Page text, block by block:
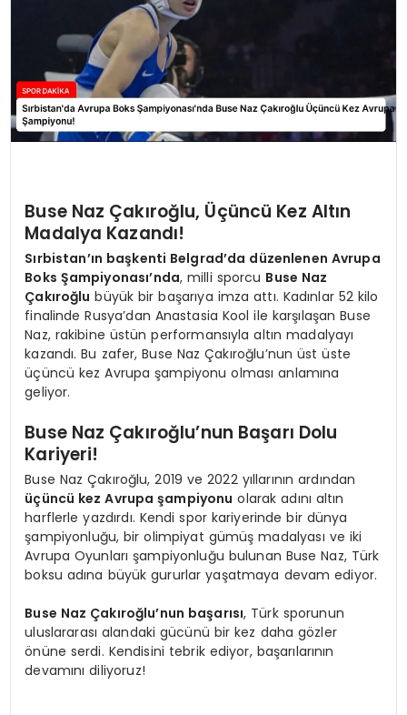
Buse Naz Çakıroğlu, Üçüncü Kez Altın
Madalya Kazandı!
Sırbistan’ın başkenti Belgrad’da düzenlenen Avrupa
Boks Şampiyonası’nda, milli sporcu Buse Naz
Çakıroğlu büyük bir başarıya imza attı. Kadınlar 52 kilo
finalinde Rusya’dan Anastasia Kool ile karşılaşan Buse
Naz, rakibine üstün performansıyla altın madalyayı
kazandı. Bu zafer, Buse Naz Çakıroğlu’nun üst üste
üçüncü kez Avrupa şampiyonu olması anlamına
geliyor.
Buse Naz Çakıroğlu’nun Başarı Dolu
Kariyeri!
Buse Naz Çakıroğlu, 2019 ve 2022 yıllarının ardından
üçüncü kez Avrupa şampiyonu olarak adını altın
harflerle yazdırdı. Kendi spor kariyerinde bir dünya
şampiyonluğu, bir olimpiyat gümüş madalyası ve iki
Avrupa Oyunları şampiyonluğu bulunan Buse Naz, Türk
boksu adına büyük gururlar yaşatmaya devam ediyor.
Buse Naz Çakıroğlu’nun başarısı, Türk sporunun
uluslararası alandaki gücünü bir kez daha gözler
önüne serdi. Kendisini tebrik ediyor, başarılarının
devamını diliyoruz!